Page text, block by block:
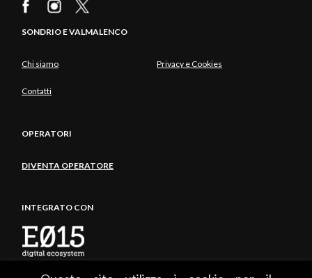
SONDRIO E VALMALENCO
Chi siamo Privacy e Cookies
Contatti
OPERATORI
DIVENTA OPERATORE
INTEGRATO CON